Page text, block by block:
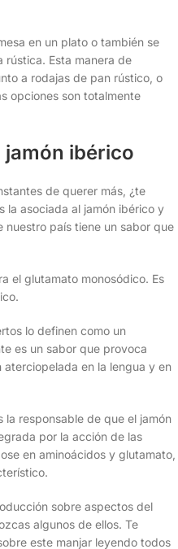
en un plato o también se
rústica. Esta manera de
a rodajas de pan rústico, o
opciones son totalmente
jamón ibérico
de querer más, ¿te
la asociada al jamón ibérico y
país tiene un sabor que
el glutamato monosódico. Es
lo definen como un
es un sabor que provoca
en la lengua y en
responsable de que el jamón
por la acción de las
en aminoácidos y glutamato,
sobre aspectos del
algunos de ellos. Te
este manjar leyendo todos